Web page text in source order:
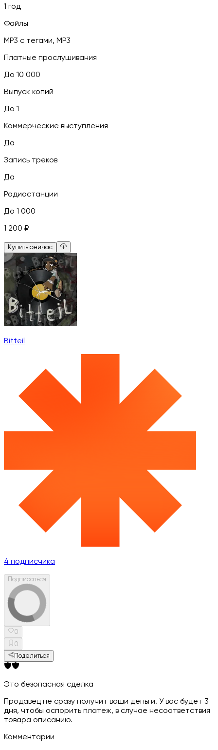
1 год
Файлы
MP3 c тегами, MP3
Платные прослушивания
До 10 000
Выпуск копий
До 1
Коммерческие выступления
Да
Запись треков
Да
Радиостанции
До 1 000
1 200 ₽
Купить сейчас
Bitteil
4 подписчика
Подписаться
0
0
Поделиться
Это безопасная сделка
Продавец не сразу получит ваши деньги. У вас будет 3
дня, чтобы оспорить платеж, в случае несоответствия
товара описанию.
Комментарии